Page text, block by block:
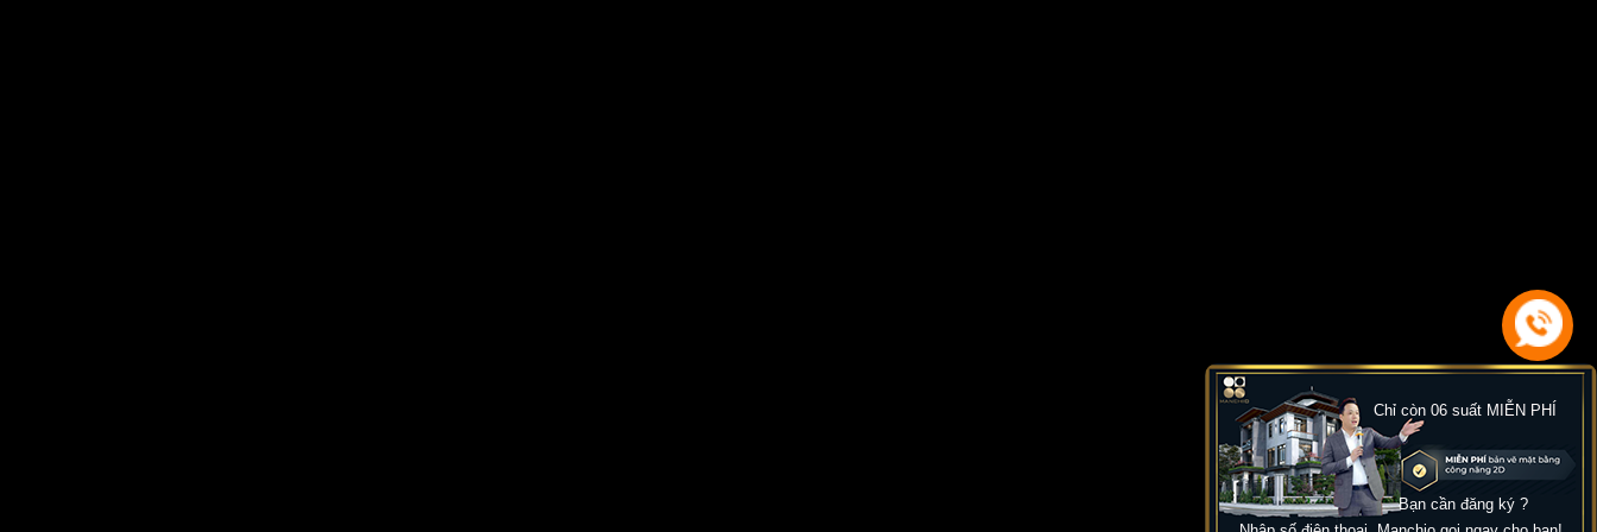
Chỉ còn 06 suất MIỄN PHÍ
Bạn cần đăng ký ?